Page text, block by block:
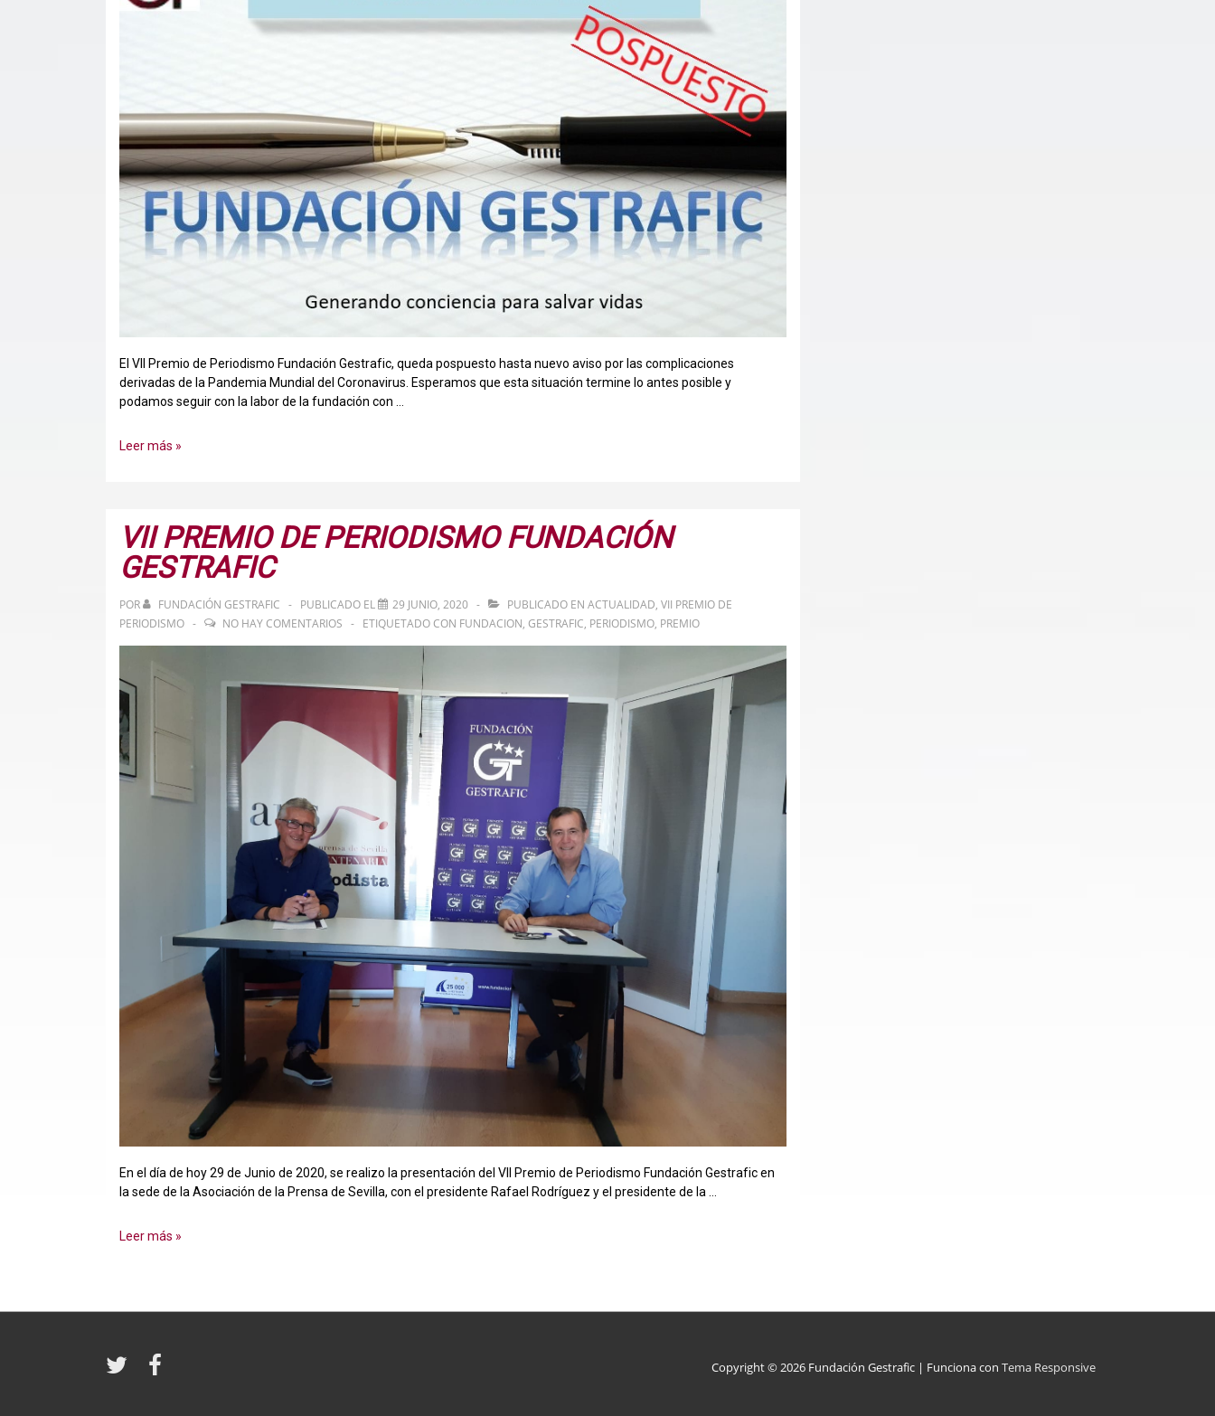
El VII Premio de Periodismo Fundación Gestrafic, queda pospuesto hasta nuevo aviso por las complicaciones
derivadas de la Pandemia Mundial del Coronavirus. Esperamos que esta situación termine lo antes posible y
podamos seguir con la labor de la fundación con …
Se
de
Periodismo
Fundación
Gestrafic
Leer más »
VII PREMIO DE PERIODISMO FUNDACIÓN
GESTRAFIC
POR FUNDACIÓN GESTRAFIC PUBLICADO EL 29 JUNIO, 2020 PUBLICADO EN ACTUALIDAD, VII PREMIO DE
PERIODISMO
NO HAY COMENTARIOS ETIQUETADO CON FUNDACION, GESTRAFIC, PERIODISMO, PREMIO
En el día de hoy 29 de Junio de 2020, se realizo la presentación del VII Premio de Periodismo Fundación Gestrafic en
la sede de la Asociación de la Prensa de Sevilla, con el presidente Rafael Rodríguez y el presidente de la …
VII
FUNDACIÓN
Leer más »
Copyright © 2026 Fundación Gestrafic | Funciona con Tema Responsive